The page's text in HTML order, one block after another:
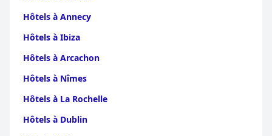
Hôtels à Annecy
Hôtels à Ibiza
Hôtels à Arcachon
Hôtels à Nîmes
Hôtels à La Rochelle
Hôtels à Dublin